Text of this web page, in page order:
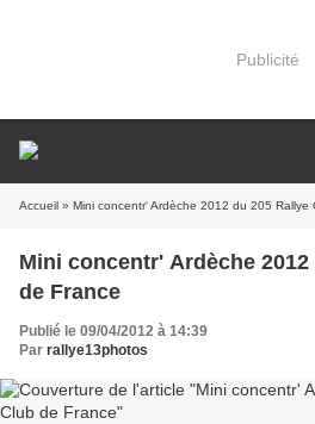
Publicité
Accueil » Mini concentr' Ardèche 2012 du 205 Rallye
Mini concentr' Ardèche
de France
Publié le 09/04/2012 à 14:39
Par rallye13photos